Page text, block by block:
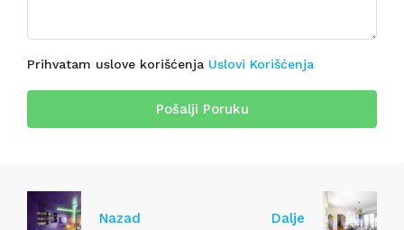
Prihvatam uslove korišćenja Uslovi Korišćenja
Pošalji Poruku
Nazad Dalje